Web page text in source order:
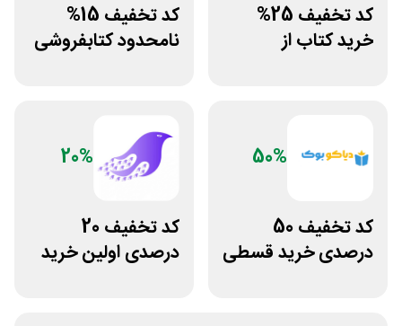
کد تخفیف 25%
خرید کتاب از
کد تخفیف 15%
نامحدود کتابفروشی
50%
کد تخفیف 50
درصدی خرید قسطی
20%
کد تخفیف 20
درصدی اولین خرید